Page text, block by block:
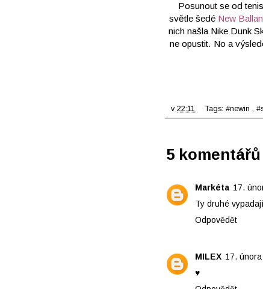
Posunout se od
světle šedé New
nich našla Nike Dunk
ne opustit. No a
v 22:11 Tags: #newin ,
5 komentářů
Markéta 17.
Ty druhé
Odpovědět
MILEX 17.
♥